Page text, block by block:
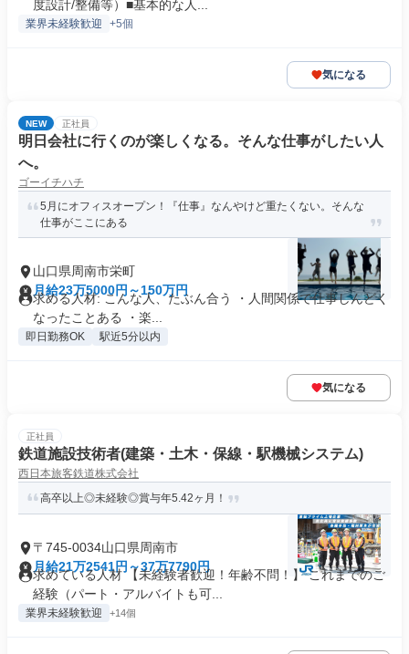
度設計/整備等）■基本的な人...
業界未経験歓迎 +5個
気になる
NEW 正社員
明日会社に行くのが楽しくなる。そんな仕事がしたい人
へ。
ゴーイチハチ
5月にオフィスオープン！『仕事』なんやけど重たくない。そんな
仕事がここにある
山口県周南市栄町
月給23万5000円～150万円
求める人材: こんな人、たぶん合う ・人間関係で仕事しんどく
なったことある ・楽...
即日勤務OK 駅近5分以内
気になる
正社員
鉄道施設技術者(建築・土木・保線・駅機械システム)
西日本旅客鉄道株式会社
高卒以上◎未経験◎賞与年5.42ヶ月！
〒745-0034山口県周南市
月給21万2541円～37万7790円
求めている人材 【未経験者歓迎！年齢不問！】 これまでのご
経験（パート・アルバイトも可...
業界未経験歓迎 +14個